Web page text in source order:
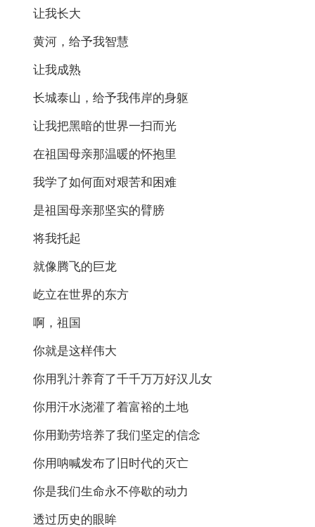
让我长大
黄河，给予我智慧
让我成熟
长城泰山，给予我伟岸的身躯
让我把黑暗的世界一扫而光
在祖国母亲那温暖的怀抱里
我学了如何面对艰苦和困难
是祖国母亲那坚实的臂膀
将我托起
就像腾飞的巨龙
屹立在世界的东方
啊，祖国
你就是这样伟大
你用乳汁养育了千千万万好汉儿女
你用汗水浇灌了着富裕的土地
你用勤劳培养了我们坚定的信念
你用呐喊发布了旧时代的灭亡
你是我们生命永不停歇的动力
透过历史的眼眸